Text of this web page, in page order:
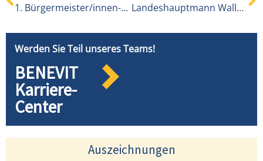
1. Bürgermeister/innen-Tag von BENEVIT in Bregenz Landeshauptmann Wallner besucht Benevit-Haus Klostertal
Werden Sie Teil unseres Teams!
BENEVIT
Karriere-
Center
Auszeichnungen